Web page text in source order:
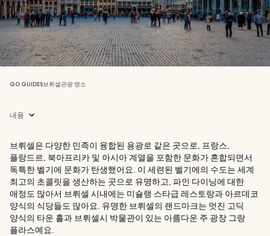
GO GUIDES브뤼셀관광 명소
내용
브뤼셀은 다양한 민족이 융합된 용광로 같은 곳으로, 프랑스,
플랑드르, 북아프리카 및 아시아 계열을 포함한 문화가 혼합되면서
독특한 벨기에 문화가 탄생했어요. 이 세련된 벨기에의 수도는 세계
최고의 초콜릿을 생산하는 곳으로 유명하고, 파인 다이닝에 대한
애정도 많아서 브뤼셀 시내에는 미슐랭 스타급 레스토랑과 아르데코
양식의 식당들도 많아요. 유명한 브뤼셀의 랜드마크는 멋진 고딕
양식의 타운 홀과 브뤼셀시 박물관이 있는 아름다운 주 광장 그랑
플라스예요.